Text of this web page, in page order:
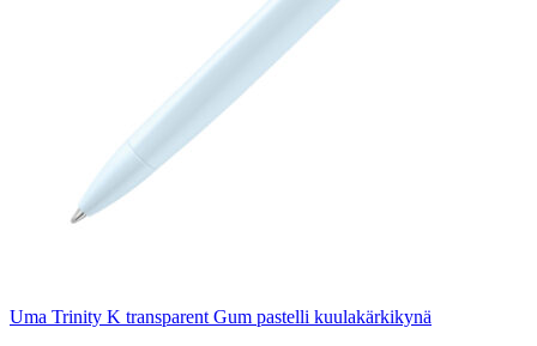
Uma Trinity K transparent Gum pastelli kuulakärkikynä